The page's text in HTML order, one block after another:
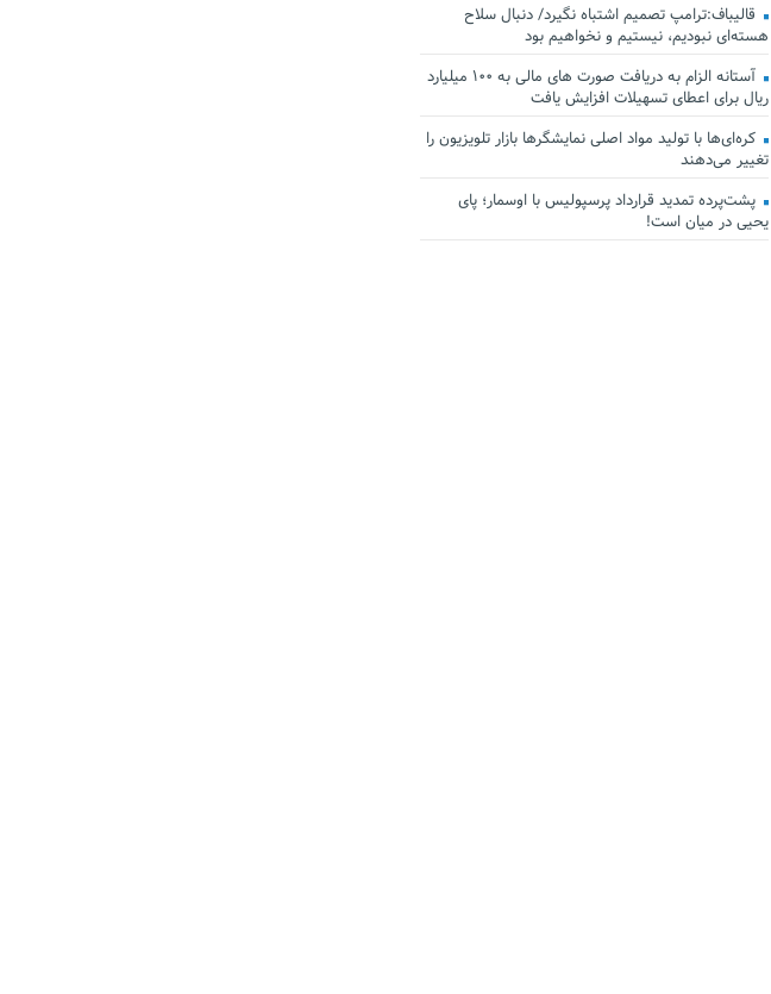
قالیباف:ترامپ تصمیم اشتباه نگیرد/ دنبال سلاح
هسته‌ای نبودیم، نیستیم و نخواهیم بود
آستانه الزام به دریافت صورت های مالی به ۱۰۰ میلیارد
ریال برای اعطای تسهیلات افزایش یافت
کره‌ای‌ها با تولید مواد اصلی نمایشگرها بازار تلویزیون را
تغییر می‌دهند
پشت‌پرده تمدید قرارداد پرسپولیس با اوسمار؛ پای
یحیی در میان است!